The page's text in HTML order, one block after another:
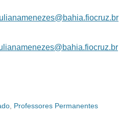
Professores Permanentes